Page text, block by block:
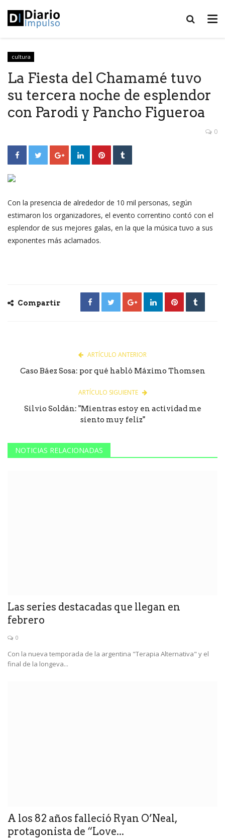
cultura
La Fiesta del Chamamé tuvo
su tercera noche de esplendor
con Parodi y Pancho Figueroa
0
Con la presencia de alrededor de 10 mil personas, según
estimaron los organizadores, el evento correntino contó con el
esplendor de sus mejores galas, en la que la música tuvo a sus
exponentes más aclamados.
Compartir
ARTÍCULO ANTERIOR
Caso Báez Sosa: por qué habló Máximo Thomsen
ARTÍCULO SIGUIENTE
Silvio Soldán: "Mientras estoy en actividad me
siento muy feliz"
NOTICIAS RELACIONADAS
Las series destacadas que llegan en
febrero
0
Con la nueva temporada de la argentina "Terapia Alternativa" y el
final de la longeva...
A los 82 años falleció Ryan O’Neal,
protagonista de “Love...